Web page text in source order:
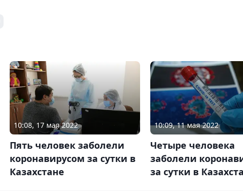
10:08, 17 мая 2022
Пять человек заболели
коронавирусом за сутки в
Казахстане
10:09, 11 мая 2022
Четыре человека
заболели
за сутки в